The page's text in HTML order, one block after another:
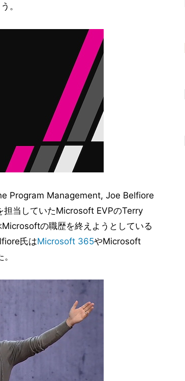
。
Program Management, Joe Belfiore
当していたMicrosoft EVPのTerry
の職歴を終えようとしている
氏はMicrosoft 365やMicrosoft